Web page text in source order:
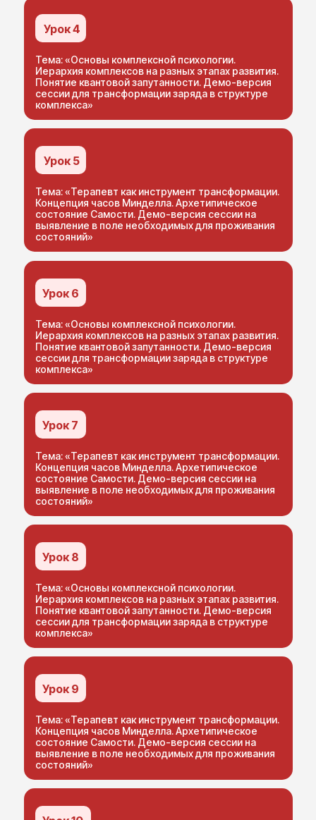
Тема: «Терапевт как инструмент трансформации.
Концепция часов Минделла. Архетипическое
состояние Самости. Демо-версия сессии на
выявление в поле необходимых для проживания
состояний»
Урок 5
Тема: «Основы комплексной психологии.
Иерархия комплексов на разных этапах развития.
Понятие квантовой запутанности. Демо-версия
сессии для трансформации заряда в структуре
комплекса»
Урок 4
Тема: «Основы комплексной психологии.
Иерархия комплексов на разных этапах развития.
Понятие квантовой запутанности. Демо-версия
сессии для трансформации заряда в структуре
комплекса»
Урок 6
Тема: «Терапевт как инструмент трансформации.
Концепция часов Минделла. Архетипическое
состояние Самости. Демо-версия сессии на
выявление в поле необходимых для проживания
состояний»
Урок 7
Тема: «Основы комплексной психологии.
Иерархия комплексов на разных этапах развития.
Понятие квантовой запутанности. Демо-версия
сессии для трансформации заряда в структуре
комплекса»
Урок 8
Тема: «Терапевт как инструмент трансформации.
Концепция часов Минделла. Архетипическое
состояние Самости. Демо-версия сессии на
выявление в поле необходимых для проживания
состояний»
Урок 9
Я – Анна Чернигова, дипломированный психолог,
кандидат наук, преподаватель психологии и
основатель Международной Академии
Репарационной Психологии и Терапии!
В рамках курса по Обучению Репарационной
Психологии и Терапии я даю свою авторскую
методологию, основанную на самых
эффективных краткосрочных и среднесрочных
методах психологии и терапии!
У меня огромный клиентский опыт